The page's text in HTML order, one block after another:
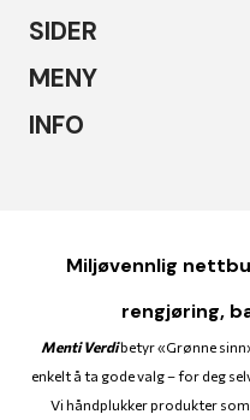
SIDER
Sertifiseringer
Nyhetsbrev
Salg og Tilbud
MENY
Sertifiseringer
Hjem
INFO
Tlf:40600604
post@mentiverdi.com
Miljøvennlig
rengjøring,
Menti Verdibetyr «Grønne
enkelt å ta gode valg – for deg
Vi håndplukker produkter